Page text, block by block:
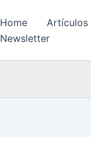
Home Artículos
Newsletter